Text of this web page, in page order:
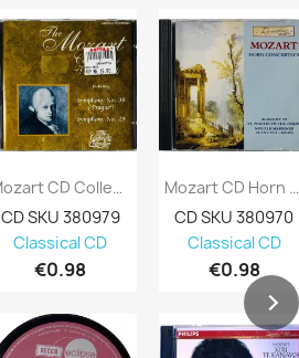
Mozart CD Collection Symphony 29 & 38...
CD SKU 380979
Classical CD
€0.98
Mozart CD Horn Concero’s Kansi EX Levy EX...
CD SKU 380970
Classical CD
€0.98